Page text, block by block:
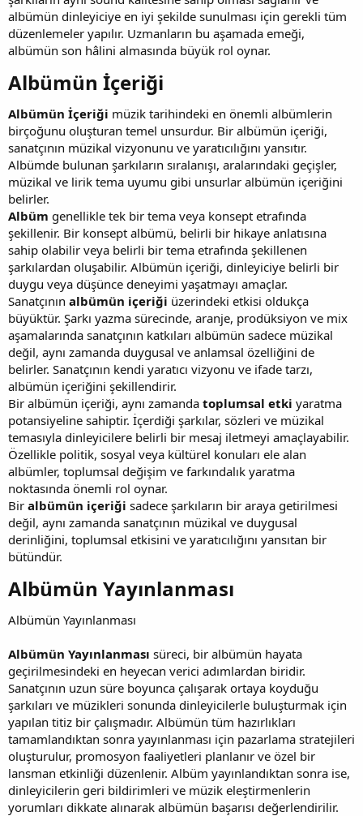
albümün dinleyiciye en iyi şekilde sunulması için gerekli tüm
düzenlemeler yapılır. Uzmanların bu aşamada emeği,
albümün son hâlini almasında büyük rol oynar.
Albümün İçeriği​
Albümün İçeriği müzik tarihindeki en önemli albümlerin
birçoğunu oluşturan temel unsurdur. Bir albümün içeriği,
sanatçının müzikal vizyonunu ve yaratıcılığını yansıtır.
Albümde bulunan şarkıların sıralanışı, aralarındaki geçişler,
müzikal ve lirik tema uyumu gibi unsurlar albümün içeriğini
belirler.
Albüm genellikle tek bir tema veya konsept etrafında
şekillenir. Bir konsept albümü, belirli bir hikaye anlatısına
sahip olabilir veya belirli bir tema etrafında şekillenen
şarkılardan oluşabilir. Albümün içeriği, dinleyiciye belirli bir
duygu veya düşünce deneyimi yaşatmayı amaçlar.
Sanatçının albümün içeriği üzerindeki etkisi oldukça
büyüktür. Şarkı yazma sürecinde, aranje, prodüksiyon ve mix
aşamalarında sanatçının katkıları albümün sadece müzikal
değil, aynı zamanda duygusal ve anlamsal özelliğini de
belirler. Sanatçının kendi yaratıcı vizyonu ve ifade tarzı,
albümün içeriğini şekillendirir.
Bir albümün içeriği, aynı zamanda toplumsal etki yaratma
potansiyeline sahiptir. İçerdiği şarkılar, sözleri ve müzikal
temasıyla dinleyicilere belirli bir mesaj iletmeyi amaçlayabilir.
Özellikle politik, sosyal veya kültürel konuları ele alan
albümler, toplumsal değişim ve farkındalık yaratma
noktasında önemli rol oynar.
Bir albümün içeriği sadece şarkıların bir araya getirilmesi
değil, aynı zamanda sanatçının müzikal ve duygusal
derinliğini, toplumsal etkisini ve yaratıcılığını yansıtan bir
bütündür.
Albümün Yayınlanması​
Albümün Yayınlanması
Albümün Yayınlanması süreci, bir albümün hayata
geçirilmesindeki en heyecan verici adımlardan biridir.
Sanatçının uzun süre boyunca çalışarak ortaya koyduğu
şarkıları ve müzikleri sonunda dinleyicilerle buluşturmak için
yapılan titiz bir çalışmadır. Albümün tüm hazırlıkları
tamamlandıktan sonra yayınlanması için pazarlama stratejileri
oluşturulur, promosyon faaliyetleri planlanır ve özel bir
lansman etkinliği düzenlenir. Albüm yayınlandıktan sonra ise,
dinleyicilerin geri bildirimleri ve müzik eleştirmenlerin
yorumları dikkate alınarak albümün başarısı değerlendirilir.